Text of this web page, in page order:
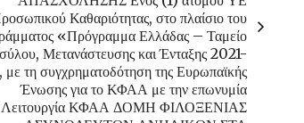
Καθαριότητας, στο πλαίσιο του
«Πρόγραμμα Ελλάδας – Ταμείο
Μετανάστευσης και Ένταξης 2021-
τη συγχρηματοδότηση της Ευρωπαϊκής
Ένωσης για το ΚΦΑΑ με την επωνυμία
ΚΦΑΑ ΔΟΜΗ ΦΙΛΟΞΕΝΙΑΣ